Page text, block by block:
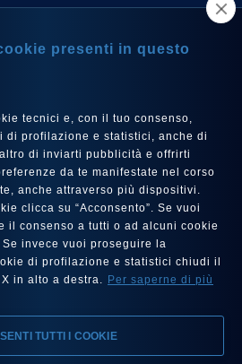
presenti in questo
tecnici e, con il tuo consenso,
di profilazione e statistici, anche di
di inviarti pubblicità e offrirti
da te manifestate nel corso
anche attraverso più dispositivi.
clicca su “Acconsento”. Se vuoi
il consenso a tutti o ad alcuni cookie
invece vuoi proseguire la
di profilazione e statistici chiudi il
in alto a destra. Per saperne di più
TUTTI I COOKIE